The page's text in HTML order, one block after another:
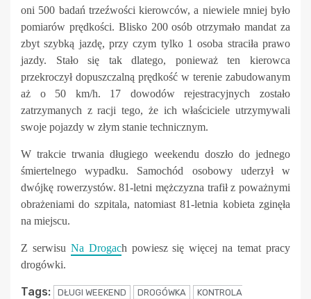
oni 500 badań trzeźwości kierowców, a niewiele mniej było
pomiarów prędkości. Blisko 200 osób otrzymało mandat za
zbyt szybką jazdę, przy czym tylko 1 osoba straciła prawo
jazdy. Stało się tak dlatego, ponieważ ten kierowca
przekroczył dopuszczalną prędkość w terenie zabudowanym
aż o 50 km/h. 17 dowodów rejestracyjnych zostało
zatrzymanych z racji tego, że ich właściciele utrzymywali
swoje pojazdy w złym stanie technicznym.
W trakcie trwania długiego weekendu doszło do jednego
śmiertelnego wypadku. Samochód osobowy uderzył w
dwójkę rowerzystów. 81-letni mężczyzna trafił z poważnymi
obrażeniami do szpitala, natomiast 81-letnia kobieta zginęła
na miejscu.
Z serwisu Na Drogach powiesz się więcej na temat pracy
drogówki.
Tags: DŁUGI WEEKEND DROGÓWKA
KONTROLA